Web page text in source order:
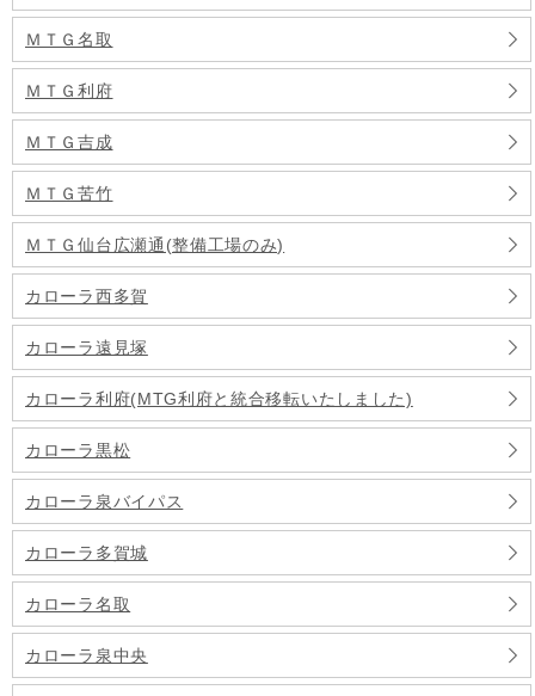
ＭＴＧ名取
ＭＴＧ利府
ＭＴＧ吉成
ＭＴＧ苦竹
ＭＴＧ仙台広瀬通(整備工場のみ)
カローラ西多賀
カローラ遠見塚
カローラ利府(MTG利府と統合移転いたしました)
カローラ黒松
カローラ泉バイパス
カローラ多賀城
カローラ名取
カローラ泉中央